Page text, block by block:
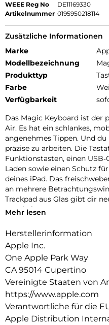
WEEE Reg No
DE11169330
Artikelnummer 0195950218114
Zusätzliche Informationen
Marke
Modellbezeichnung
Produkttyp
Farbe
Verfügbarkeit
Das Magic Keyboard ist der
Air. Es hat ein schlankes,
angenehmes Tippen. Und
präzise zu arbeiten. Die
Funktions­tasten, einen
Laden sowie einen Schutz
deines iPad. Das
an mehrere
Trackpad aus Glas gibt dir
zu arbeiten.
Mehr lesen
Herstellerinformation
Apple Inc.
One Apple Park Way
CA 95014 Cupertino
Vereinigte Staaten von
https://www.apple.com
Verantwortliche für die
Apple Distribution